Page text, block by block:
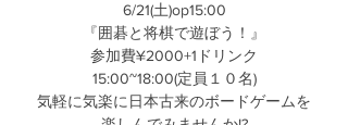
6/21(土)op15:00
『囲碁と将棋で遊ぼう！』
参加費¥2000+1ドリンク
15:00~18:00(定員１０名)
気軽に気楽に日本古来のボードゲームを